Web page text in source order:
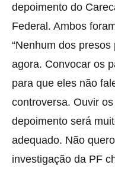
depoimento do
Federal. Ambos
“Nenhum dos
agora. Convocar os
para que eles não
controversa. Ouvir
depoimento será
adequado. Não
investigação da PF